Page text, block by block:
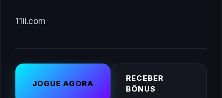
11ii.com
JOGUE AGORA
RECEBER
BÔNUS